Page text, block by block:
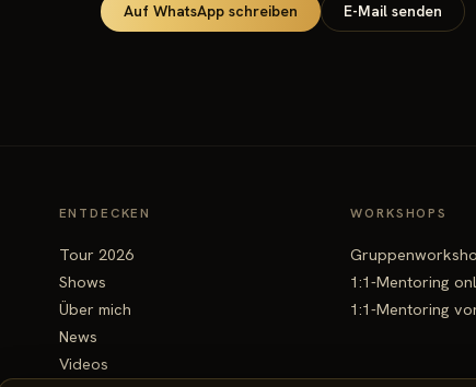
Auf WhatsApp schreiben E-Mail senden
ENTDECKEN
Tour 2026
Shows
Über mich
News
Videos
WORKSHOPS
1:1-Mentoring
1:1-Mentoring